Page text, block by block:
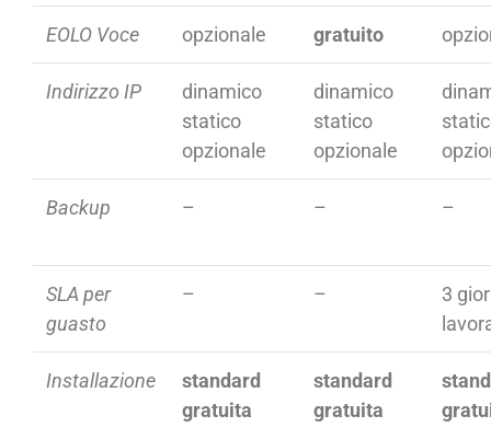
EOLO Voce opzionale gratuito
Indirizzo IP
dinamico
statico
opzionale
dinamico
statico
opzionale
Backup – – –
SLA per
guasto
– –
3
Installazione
standard
gratuita
standard
gratuita